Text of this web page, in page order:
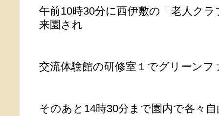
午前10時30分に西伊敷の「老人ク
来園され
交流体験館の研修室１でグリーンフ
そのあと14時30分まで園内で各々